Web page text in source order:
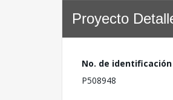
Proyecto
No. de
P508948